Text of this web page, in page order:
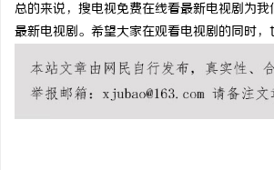
总的来说，搜电视免费在线看最新电视剧为
最新电视剧。希望大家在观看电视剧的同时